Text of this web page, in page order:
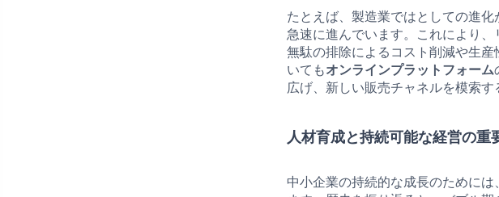
たとえば、製造業ではとしての進化
急速に進んでいます。これにより、
無駄の排除によるコスト削減や生
いてもオンラインプラットフォーム
広げ、新しい販売チャネルを模索す
人材育成と持続可能な経営の重
中小企業の持続的な成長のためには、